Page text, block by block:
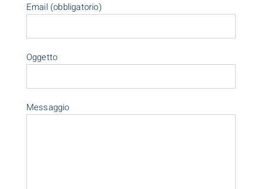
Email (obbligatorio)
Oggetto
Messaggio